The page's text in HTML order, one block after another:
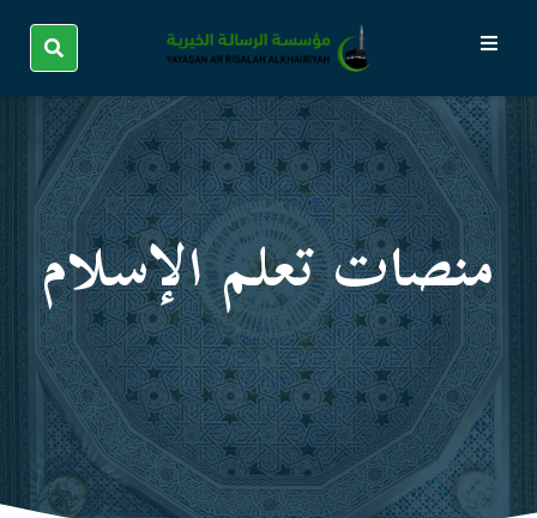
منصات تعلم الإسلام